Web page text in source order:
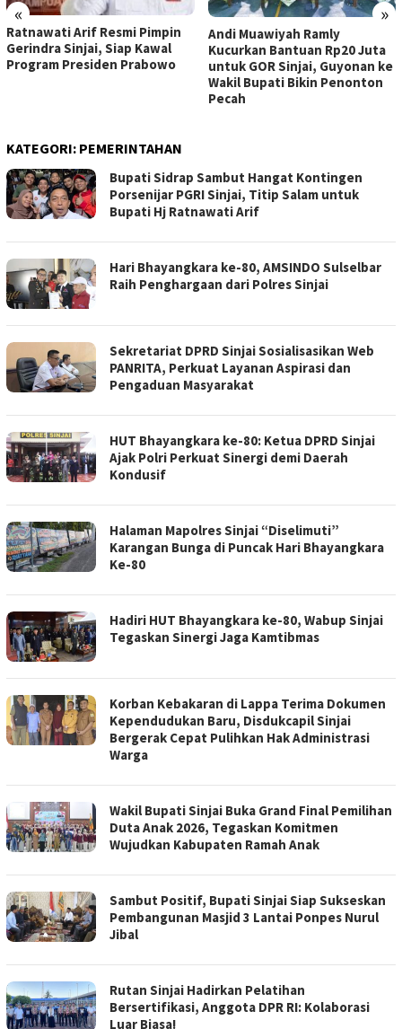
« »
Andi Muawiyah Ramly
Kucurkan Bantuan Rp20 Juta
untuk GOR Sinjai, Guyonan ke
Ukir Sejarah di Kabupaten
Sinjai, Sosok Bupati
Perempuan Pertama Sinjai
Resmi Pimpin Gerindra
KATEGORI: PEMERINTAHAN
Bupati Sidrap Sambut Hangat Kontingen
Porsenijar PGRI Sinjai, Titip Salam untuk
Bupati Hj Ratnawati Arif
Hari Bhayangkara ke-80, AMSINDO Sulselbar
Raih Penghargaan dari Polres Sinjai
Sekretariat DPRD Sinjai Sosialisasikan Web
PANRITA, Perkuat Layanan Aspirasi dan
Pengaduan Masyarakat
HUT Bhayangkara ke-80: Ketua DPRD Sinjai
Ajak Polri Perkuat Sinergi demi Daerah
Kondusif
Halaman Mapolres Sinjai “Diselimuti”
Karangan Bunga di Puncak Hari Bhayangkara
Ke-80
Hadiri HUT Bhayangkara ke-80, Wabup Sinjai
Tegaskan Sinergi Jaga Kamtibmas
Korban Kebakaran di Lappa Terima Dokumen
Kependudukan Baru, Disdukcapil Sinjai
Bergerak Cepat Pulihkan Hak Administrasi
Warga
Wakil Bupati Sinjai Buka Grand Final Pemilihan
Duta Anak 2026, Tegaskan Komitmen
Wujudkan Kabupaten Ramah Anak
Sambut Positif, Bupati Sinjai Siap Sukseskan
Pembangunan Masjid 3 Lantai Ponpes Nurul
Jibal
Rutan Sinjai Hadirkan Pelatihan
Bersertifikasi, Anggota DPR RI: Kolaborasi
Luar Biasa!